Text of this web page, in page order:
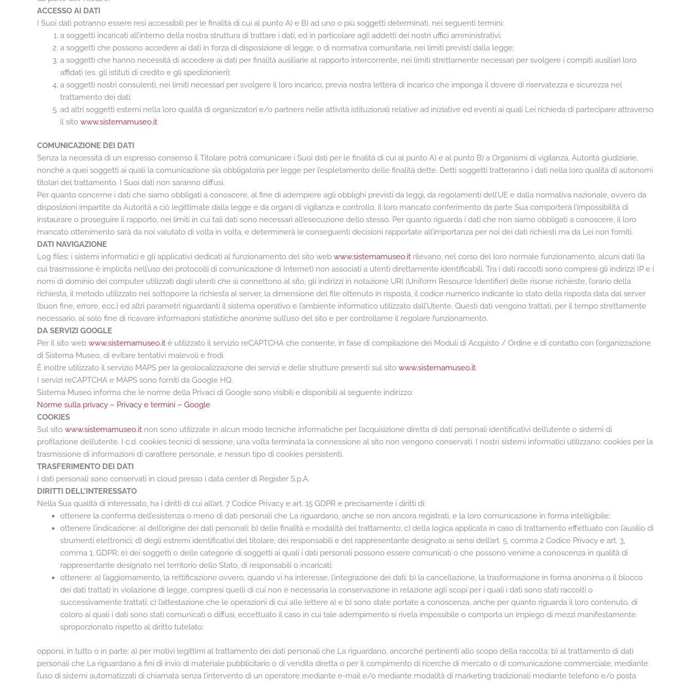
ACCESSO AI DATI
I Suoi dati potranno essere resi accessibili per le finalità di cui al punto A) e B) ad uno o più soggetti determinati, nei seguenti termini:
a soggetti incaricati all’interno della nostra struttura di trattare i dati, ed in particolare agli addetti dei nostri uffici amministrativi;
a soggetti che possono accedere ai dati in forza di disposizione di legge, o di normativa comunitaria, nei limiti previsti dalla legge;
a soggetti che hanno necessità di accedere ai dati per finalità ausiliarie al rapporto intercorrente, nei limiti strettamente necessari per svolgere i compiti ausiliari loro
affidati (es. gli istituti di credito e gli spedizionieri);
a soggetti nostri consulenti, nei limiti necessari per svolgere il loro incarico, previa nostra lettera di incarico che imponga il dovere di riservatezza e sicurezza nel
trattamento dei dati;
ad altri soggetti esterni nella loro qualità di organizzatori e/o partners nelle attività istituzionali relative ad iniziative ed eventi ai quali Lei richieda di partecipare attraverso
il sito www.sistemamuseo.it
COMUNICAZIONE DEI DATI
Senza la necessità di un espresso consenso il Titolare potrà comunicare i Suoi dati per le finalità di cui al punto A) e al punto B) a Organismi di vigilanza, Autorità giudiziarie,
nonché a quei soggetti ai quali la comunicazione sia obbligatoria per legge per l’espletamento delle finalità dette. Detti soggetti tratteranno i dati nella loro qualità di autonomi
titolari del trattamento. I Suoi dati non saranno diffusi.
Per quanto concerne i dati che siamo obbligati a conoscere, al fine di adempiere agli obblighi previsti da leggi, da regolamenti dell’UE e dalla normativa nazionale, ovvero da
disposizioni impartite da Autorità a ciò legittimate dalla legge e da organi di vigilanza e controllo, il loro mancato conferimento da parte Sua comporterà l’impossibilità di
instaurare o proseguire il rapporto, nei limiti in cui tali dati sono necessari all’esecuzione dello stesso. Per quanto riguarda i dati che non siamo obbligati a conoscere, il loro
mancato ottenimento sarà da noi valutato di volta in volta, e determinerà le conseguenti decisioni rapportate all’importanza per noi dei dati richiesti ma da Lei non forniti.
DATI NAVIGAZIONE
Log files: i sistemi informatici e gli applicativi dedicati al funzionamento del sito web www.sistemamuseo.it rilevano, nel corso del loro normale funzionamento, alcuni dati (la
cui trasmissione è implicita nell’uso dei protocolli di comunicazione di Internet) non associati a utenti direttamente identificabili. Tra i dati raccolti sono compresi gli indirizzi IP e i
nomi di dominio dei computer utilizzati dagli utenti che si connettono al sito, gli indirizzi in notazione URI (Uniform Resource Identifier) delle risorse richieste, l’orario della
richiesta, il metodo utilizzato nel sottoporre la richiesta al server, la dimensione del file ottenuto in risposta, il codice numerico indicante lo stato della risposta data dal server
(buon fine, errore, ecc.) ed altri parametri riguardanti il sistema operativo e l’ambiente informatico utilizzato dall’Utente. Questi dati vengono trattati, per il tempo strettamente
necessario, al solo fine di ricavare informazioni statistiche anonime sull’uso del sito e per controllarne il regolare funzionamento.
DA SERVIZI GOOGLE
Per il sito web www.sistemamuseo.it è utilizzato il servizio reCAPTCHA che consente, in fase di compilazione dei Moduli di Acquisto / Ordine e di contatto con l’organizzazione
di Sistema Museo, di evitare tentativi malevoli e frodi.
È inoltre utilizzato il servizio MAPS per la geolocalizzazione dei servizi e delle strutture presenti sul sito www.sistemamuseo.it.
I servizi reCAPTCHA e MAPS sono forniti da Google HQ.
Sistema Museo informa che le norme della Privaci di Google sono visibili e disponibili al seguente indirizzo:
Norme sulla privacy – Privacy e termini – Google
COOKIES
Sul sito www.sistemamuseo.it non sono utilizzate in alcun modo tecniche informatiche per l’acquisizione diretta di dati personali identificativi dell’utente o sistemi di
profilazione dell’utente. I c.d. cookies tecnici di sessione, una volta terminata la connessione al sito non vengono conservati. I nostri sistemi informatici utilizzano: cookies per la
trasmissione di informazioni di carattere personale, e nessun tipo di cookies persistenti.
TRASFERIMENTO DEI DATI
I dati personali sono conservati in cloud presso i data center di Register S.p.A.
DIRITTI DELL’INTERESSATO
Nella Sua qualità di interessato, ha i diritti di cui all’art. 7 Codice Privacy e art. 15 GDPR e precisamente i diritti di:
ottenere la conferma dell’esistenza o meno di dati personali che La riguardano, anche se non ancora registrati, e la loro comunicazione in forma intelligibile;
ottenere l’indicazione: a) dell’origine dei dati personali; b) delle finalità e modalità del trattamento; c) della logica applicata in caso di trattamento effettuato con l’ausilio di
strumenti elettronici; d) degli estremi identificativi del titolare, dei responsabili e del rappresentante designato ai sensi dell’art. 5, comma 2 Codice Privacy e art. 3,
comma 1, GDPR; e) dei soggetti o delle categorie di soggetti ai quali i dati personali possono essere comunicati o che possono venirne a conoscenza in qualità di
rappresentante designato nel territorio dello Stato, di responsabili o incaricati;
ottenere: a) l’aggiornamento, la rettificazione ovvero, quando vi ha interesse, l’integrazione dei dati; b) la cancellazione, la trasformazione in forma anonima o il blocco
dei dati trattati in violazione di legge, compresi quelli di cui non è necessaria la conservazione in relazione agli scopi per i quali i dati sono stati raccolti o
successivamente trattati; c) l’attestazione che le operazioni di cui alle lettere a) e b) sono state portate a conoscenza, anche per quanto riguarda il loro contenuto, di
coloro ai quali i dati sono stati comunicati o diffusi, eccettuato il caso in cui tale adempimento si rivela impossibile o comporta un impiego di mezzi manifestamente
sproporzionato rispetto al diritto tutelato;
opporsi, in tutto o in parte: a) per motivi legittimi al trattamento dei dati personali che La riguardano, ancorché pertinenti allo scopo della raccolta; b) al trattamento di dati
personali che La riguardano a fini di invio di materiale pubblicitario o di vendita diretta o per il compimento di ricerche di mercato o di comunicazione commerciale, mediante
l’uso di sistemi automatizzati di chiamata senza l’intervento di un operatore mediante e-mail e/o mediante modalità di marketing tradizionali mediante telefono e/o posta